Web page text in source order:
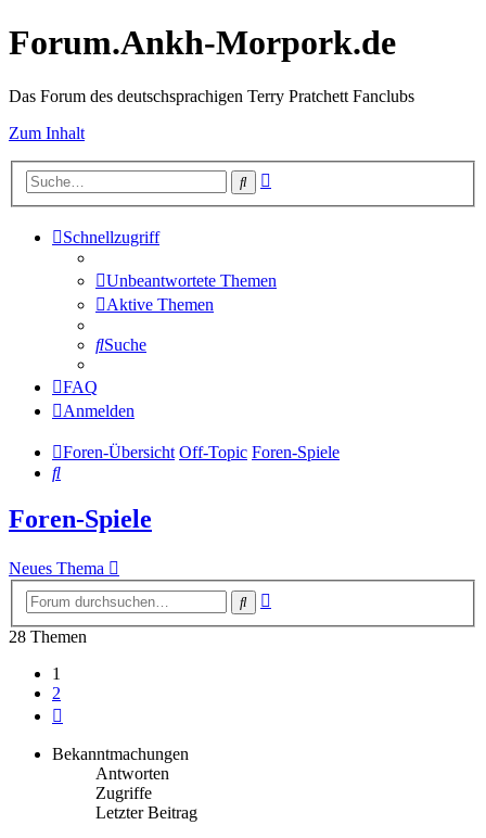
Forum.Ankh-Morpork.de
Das Forum des deutschsprachigen Terry Pratchett Fanclubs
Zum Inhalt
Suche
Schnellzugriff
Unbeantwortete Themen
Aktive Themen
Suche
FAQ
Anmelden
Foren-Übersicht Off-Topic Foren-Spiele
Suche
Foren-Spiele
Neues Thema
Suche
28 Themen
1
2
Bekanntmachungen
Antworten
Zugriffe
Letzter Beitrag